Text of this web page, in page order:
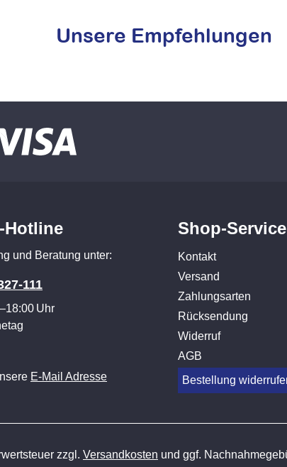
Unsere Empfehlungen
Hotline
und Beratung unter:
111
Uhr
E-Mail Adresse
Shop-Service
Kontakt
Versand
Zahlungsarten
Rücksendung
Widerruf
AGB
Bestellung
zzgl. Versandkosten und ggf.